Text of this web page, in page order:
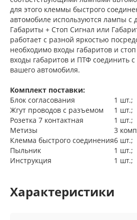
для этого клеммы быстрого
автомобиле используются лампы с
Габариты + Стоп Сигнал или
работает с разной яркостью
необходимо входы габаритов и
входы габаритов и ПТФ соединить
вашего автомобиля.
Комплект поставки:
Блок согласования
1 шт.;
Жгут проводов с разъемом
1 шт.;
Розетка 7 контактная
1 шт.;
Метизы
3
Клемма быстрого соединения6 шт.;
Пыльник
1 шт.;
Инструкция
1 шт.;
Характеристики